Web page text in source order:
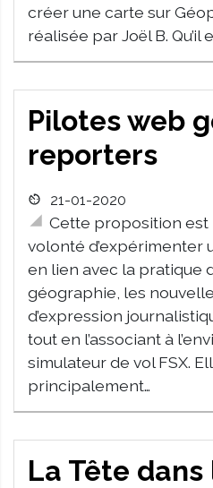
créer une carte sur
réalisée par Joël B.
Pilotes web
reporters
21-01-2020
Cette proposition est
volonté d’expérimenter
en lien avec la pratique
géographie, les
d’expression
tout en l’associant à
simulateur de vol FSX.
principalement…
La Tête dans